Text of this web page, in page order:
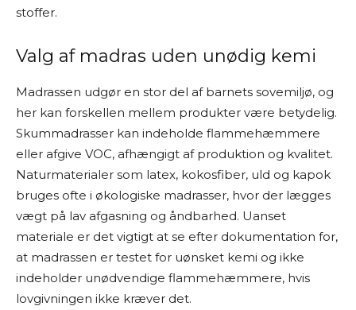
stoffer.
Valg af madras uden unødig kemi
Madrassen udgør en stor del af barnets sovemiljø, og
her kan forskellen mellem produkter være betydelig.
Skummadrasser kan indeholde flammehæmmere
eller afgive VOC, afhængigt af produktion og kvalitet.
Naturmaterialer som latex, kokosfiber, uld og kapok
bruges ofte i økologiske madrasser, hvor der lægges
vægt på lav afgasning og åndbarhed. Uanset
materiale er det vigtigt at se efter dokumentation for,
at madrassen er testet for uønsket kemi og ikke
indeholder unødvendige flammehæmmere, hvis
lovgivningen ikke kræver det.